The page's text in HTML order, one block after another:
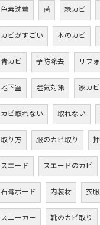
色素沈着 菌 緑カビ
カビがすごい 本のカビ
青カビ 予防除去 リフ
地下室 湿気対策 家カビ
カビ取れない 取れない
取り方 服のカビ取り
スエード スエードのカビ
石膏ボード 内装材 衣服
スニーカー 靴のカビ取り